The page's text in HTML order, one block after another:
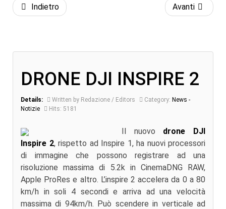
Indietro Avanti
DRONE DJI INSPIRE 2
Details: Written by Redazione / Editors Category: News -
Notizie
Hits: 5181
Il nuovo drone DJI
Inspire 2, rispetto ad Inspire 1, ha nuovi processori
di immagine che possono registrare ad una
risoluzione massima di 5.2k in CinemaDNG RAW,
Apple ProRes e altro. L’inspire 2 accelera da 0 a 80
km/h in soli 4 secondi e arriva ad una velocità
massima di 94km/h. Può scendere in verticale ad